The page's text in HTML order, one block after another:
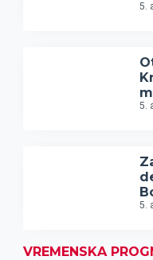
5.
5.
5.
VREMENSKA